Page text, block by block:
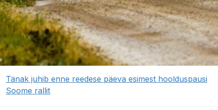
Tänak juhib enne reedese päeva esimest hoolduspausi
Soome rallit